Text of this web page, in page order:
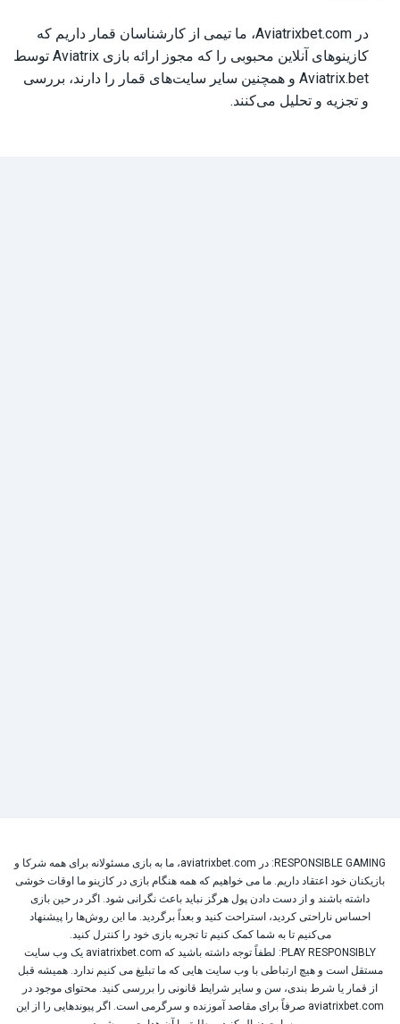
در Aviatrixbet.com، ما تیمی از کارشناسان قمار داریم که
کازینوهای آنلاین محبوبی را که مجوز ارائه بازی Aviatrix توسط
Aviatrix.bet و همچنین سایر سایت‌های قمار را دارند، بررسی
و تجزیه و تحلیل می‌کنند.
RESPONSIBLE GAMING: در aviatrixbet.com، ما به بازی مسئولانه برای همه شرکا و
بازیکنان خود اعتقاد داریم. ما می خواهیم که همه هنگام بازی در کازینو ما اوقات خوشی
داشته باشند و از دست دادن پول هرگز نباید باعث نگرانی شود. اگر در حین بازی
احساس ناراحتی کردید، استراحت کنید و بعداً برگردید. ما این روش‌ها را پیشنهاد
می‌کنیم تا به شما کمک کنیم تا تجربه بازی خود را کنترل کنید.
PLAY RESPONSIBLY: لطفاً توجه داشته باشید که aviatrixbet.com یک وب سایت
مستقل است و هیچ ارتباطی با وب سایت هایی که ما تبلیغ می کنیم ندارد. همیشه قبل
از قمار یا شرط بندی، سن و سایر شرایط قانونی را بررسی کنید. محتوای موجود در
aviatrixbet.com صرفاً برای مقاصد آموزنده و سرگرمی است. اگر پیوندهایی را از این